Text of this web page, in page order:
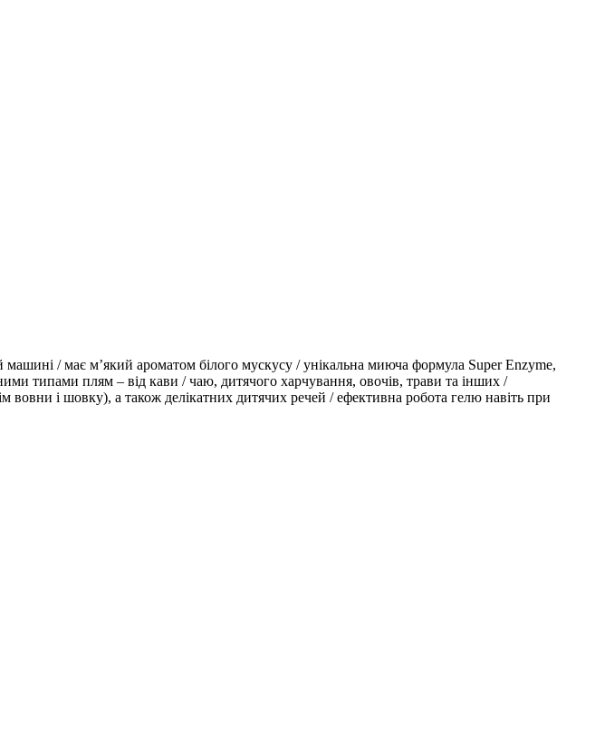
/ має м’який ароматом білого мускусу / унікальна миюча формула Super Enzyme,
типами плям – від кави / чаю, дитячого харчування, овочів, трави та інших /
вовни і шовку), а також делікатних дитячих речей / ефективна робота гелю навіть при